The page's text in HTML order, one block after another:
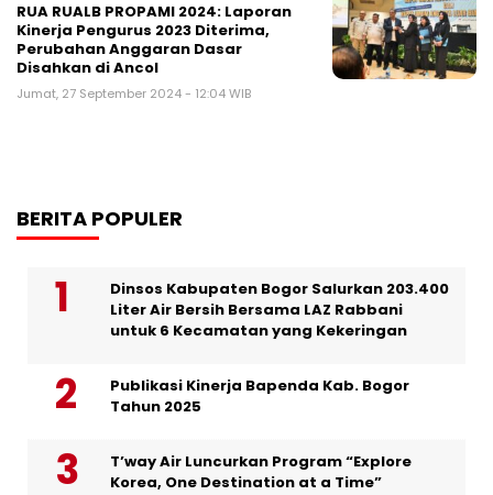
RUA RUALB PROPAMI 2024: Laporan
Kinerja Pengurus 2023 Diterima,
Perubahan Anggaran Dasar
Disahkan di Ancol
Jumat, 27 September 2024 - 12:04 WIB
BERITA POPULER
Dinsos Kabupaten Bogor Salurkan 203.400
Liter Air Bersih Bersama LAZ Rabbani
untuk 6 Kecamatan yang Kekeringan
Publikasi Kinerja Bapenda Kab. Bogor
Tahun 2025
T’way Air Luncurkan Program “Explore
Korea, One Destination at a Time”